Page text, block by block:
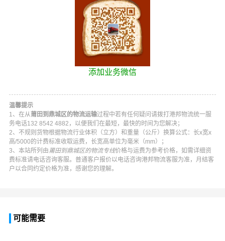
添加业务微信
温馨提示
1、在从莆田到鼎城区的物流运输过程中若有任何疑问请拨打 港邦物流统一服
务电话132 8542 4882 ，以便我们在最短，最快的时间为您解决；
2、不规则货物根据物流行业体积（立方）和重量（公斤）换算公式：长x宽x
高/5000的计费标准收取运费，长宽高单位为毫米（mm）；
3、本站所列由 莆田到鼎城区的物流专线价格与运费为参考价格，如需详细资
费标准请电话咨询客服。普通客户报价以电话咨询港邦物流客服为准，月结客
户以合同约定价格为准，感谢您的理解。
可能需要